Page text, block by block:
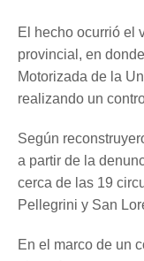
El hecho ocurrió el
provincial, en
Motorizada de la
realizando un
Según
a partir de la
cerca de las 19
Pellegrini y San
En el marco de un